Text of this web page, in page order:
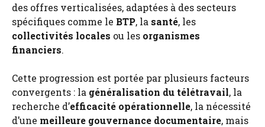
des offres verticalisées, adaptées à des secteurs
spécifiques comme le BTP, la santé, les
collectivités locales ou les organismes
financiers.
Cette progression est portée par plusieurs facteurs
convergents : la généralisation du télétravail, la
recherche d’efficacité opérationnelle, la nécessité
d’une meilleure gouvernance documentaire, mais